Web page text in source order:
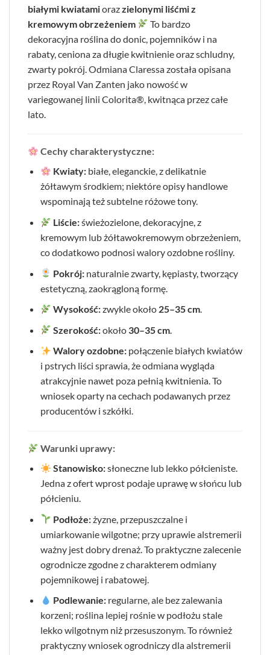
białymi kwiatamiorazzielonymi liśćmi z
kremowym obrzeżeniem
To bardzo
dekoracyjna roślina do donic, pojemników i na
rabaty, ceniona za długie kwitnienie oraz schludny,
zwarty pokrój. Odmiana Claressa została opisana
przez Royal Van Zanten jako nowość w
variegowanej linii Colorita®, kwitnąca przez całe
lato.
Cechy charakterystyczne:
Kwiaty: białe, eleganckie, z delikatnie
żółtawym środkiem; niektóre opisy handlowe
wspominają też subtelne różowe tony.
Liście:świeżozielone, dekoracyjne, z
kremowym lub żółtawokremowym obrzeżeniem,
co dodatkowo podnosi walory ozdobne rośliny.
Pokrój: naturalnie zwarty, kępiasty, tworzący
estetyczną, zaokrągloną formę.
Wysokość:zwykle około 25–35 cm.
Szerokość:około 30–35 cm.
Walory ozdobne: połączenie białych kwiatów
i pstrych liści sprawia, że odmiana wygląda
atrakcyjnie nawet poza pełnią kwitnienia. To
wniosek oparty na cechach podawanych przez
producentów i szkółki.
Warunki uprawy:
Stanowisko:słoneczne lub lekko półcieniste.
Jedna z ofert wprost podaje uprawę w słońcu lub
półcieniu.
Podłoże:żyzne, przepuszczalne i
umiarkowanie wilgotne; przy uprawie alstremerii
ważny jest dobry drenaż. To praktyczne zalecenie
ogrodnicze zgodne z charakterem odmiany
pojemnikowej i rabatowej.
Podlewanie: regularne, ale bez zalewania
korzeni; roślina lepiej rośnie w podłożu stale
lekko wilgotnym niż przesuszonym. To również
praktyczny wniosek ogrodniczy dla alstremerii